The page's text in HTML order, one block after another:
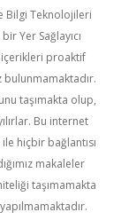
Bilgi Teknolojileri
Yer Sağlayıcı
proaktif
taşımakta olup,
Bu internet
hiçbir bağlantısı
makaleler
taşımamakta